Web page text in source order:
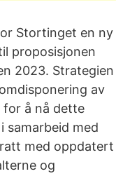
Stortinget en ny
proposisjonen
2023. Strategien
av
å nå dette
samarbeid med
med oppdatert
og